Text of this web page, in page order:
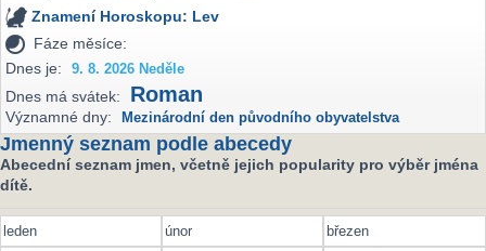
Znamení Horoskopu: Lev
Fáze měsíce:
Dnes je:
9. 8. 2026 Neděle
Dnes má svátek: Roman
Významné dny: Mezinárodní den původního obyvatelstva
Jmenný seznam podle abecedy
Abecední seznam jmen, včetně jejich popularity pro výběr jména
dítě.
leden únor
březen